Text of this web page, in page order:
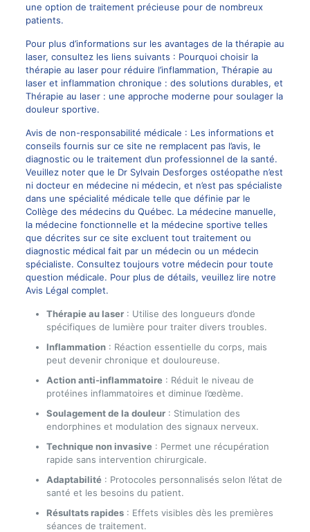
une option de traitement précieuse pour de nombreux
patients.
Pour plus d’informations sur les avantages de la thérapie au
laser, consultez les liens suivants : Pourquoi choisir la
thérapie au laser pour réduire l’inflammation, Thérapie au
laser et inflammation chronique : des solutions durables, et
Thérapie au laser : une approche moderne pour soulager la
douleur sportive.
Avis de non-responsabilité médicale : Les informations et
conseils fournis sur ce site ne remplacent pas l’avis, le
diagnostic ou le traitement d’un professionnel de la santé.
Veuillez noter que le Dr Sylvain Desforges ostéopathe n’est
ni docteur en médecine ni médecin, et n’est pas spécialiste
dans une spécialité médicale telle que définie par le
Collège des médecins du Québec. La médecine manuelle,
la médecine fonctionnelle et la médecine sportive telles
que décrites sur ce site excluent tout traitement ou
diagnostic médical fait par un médecin ou un médecin
spécialiste. Consultez toujours votre médecin pour toute
question médicale. Pour plus de détails, veuillez lire notre
Avis Légal complet.
Thérapie au laser: Utilise des longueurs d’onde
spécifiques de lumière pour traiter divers troubles.
Inflammation: Réaction essentielle du corps, mais
peut devenir chronique et douloureuse.
Action anti-inflammatoire: Réduit le niveau de
protéines inflammatoires et diminue l’œdème.
Soulagement de la douleur: Stimulation des
endorphines et modulation des signaux nerveux.
Technique non invasive: Permet une récupération
rapide sans intervention chirurgicale.
Adaptabilité: Protocoles personnalisés selon l’état de
santé et les besoins du patient.
Résultats rapides: Effets visibles dès les premières
séances de traitement.